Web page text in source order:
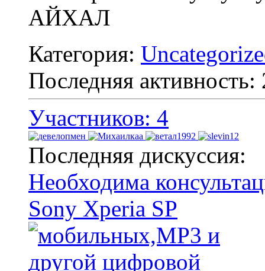
АЙХАЛ
Категория:
Последняя
Участников: 4
Последняя дискуссия:
Необходима
Sony Xperia SP